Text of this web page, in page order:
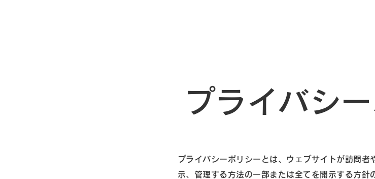
プライバシ
プライバシーポリシーとは、ウェブサイトが訪問者
示、管理する方法の一部または全てを開示する方針